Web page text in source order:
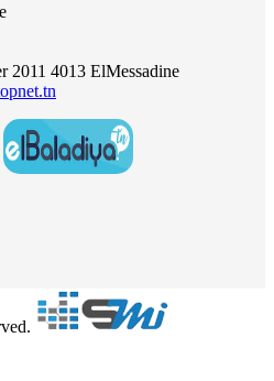
2011 4013 ElMessadine